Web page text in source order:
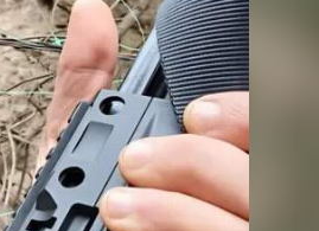
на койке. Олег решил
Сургут, Иркутск, Рязань,
пошла волна гуманитарной
и больницам ДНР.
заниматься
Красноярского
ему показалось мало, и
й воздушно-десантной